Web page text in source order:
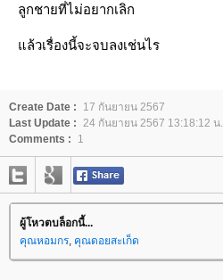
ลูกชายที่ไม่อยากเลิก
ล้วเรื่องนี้จะจบลงเช่นไร
Create Date :
17 กันยายน 2567
Last Update : 24 กันยายน 2567 13:18:12 น.
Comments :
1
ผู้โหวตบล็อกนี้...
คุณหอมกร, คุณดอยสะเก็ด